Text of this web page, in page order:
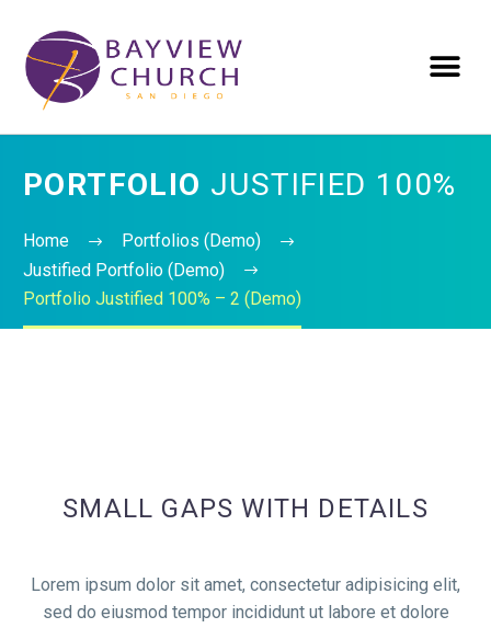
PORTFOLIO JUSTIFIED 100%
Home
Portfolios (Demo)
Justified Portfolio (Demo)
Portfolio Justified 100% – 2 (Demo)
SMALL GAPS WITH DETAILS
Lorem ipsum dolor sit amet, consectetur adipisicing elit,
sed do eiusmod tempor incididunt ut labore et dolore